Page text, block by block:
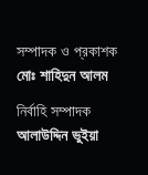
সম্পাদক ও প্রকাশক
মোঃ শাহিদুন আলম
নির্বাহি সম্পাদক
আলাউদ্দিন ভুইয়া